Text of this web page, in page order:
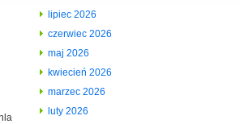
lipiec 2026
czerwiec 2026
maj 2026
kwiecień 2026
marzec 2026
luty 2026